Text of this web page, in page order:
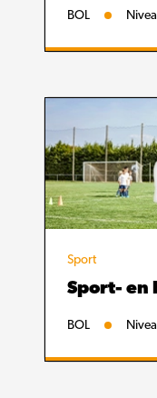
BOL
Sport
Sport- en
BOL